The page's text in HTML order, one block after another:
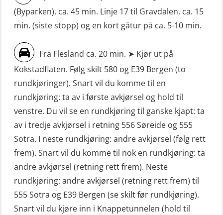
(OSE1471)
Livbåtfører grunnkurs m/E-læring
Livbåtfører grunnkurs m/E-læring
FF1200 simulator (OSEBLE007)
Livbåtfører grunnkurs m/E-læring
FF48 og FF1000D (OSEBLE004)
Livbåtfører grunnkurs m/E-læring
Konvensjonell livbåt (OSEBLE005)
Livbåtfører konvensjonell livbåt –
grunnleggende (OSE135)
Livbåtfører konvensjonell repetisjon
(OSE1361)
(MBS125)
Sikkerhetskurs for ansatte på
oppdrettsanlegg (LBS100)
Sjøfolk med særskilte sikringsplikter
(MBS1191)
Ulykkesgransking – Webinar (LSP103)
VHF / SRC 2 dager (ORC104)
Videregående sikkerhetsopplæring
for skipsoffiserer (MBS100)
(Byparken), ca. 45 min. Linje 17 til Gravdalen, ca. 15
min. (siste stopp) og en kort gåtur på ca. 5-10 min.
Fra Flesland ca. 20 min. ➤ Kjør ut på
Kokstadflaten. Følg skilt 580 og E39 Bergen (to
rundkjøringer). Snart vil du komme til en
rundkjøring: ta av i første avkjørsel og hold til
venstre. Du vil se en rundkjøring til ganske kjapt: ta
av i tredje avkjørsel i retning 556 Søreide og 555
Sotra. I neste rundkjøring: andre avkjørsel (følg rett
frem). Snart vil du komme til nok en rundkjøring: ta
andre avkjørsel (retning rett frem). Neste
rundkjøring: andre avkjørsel (retning rett frem) til
555 Sotra og E39 Bergen (se skilt før rundkjøring).
Snart vil du kjøre inn i Knappetunnelen (hold til